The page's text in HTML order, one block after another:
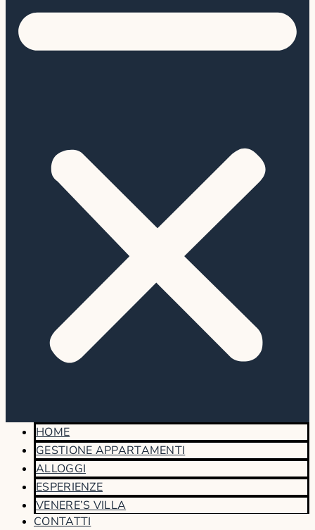
HOME
GESTIONE APPARTAMENTI
ALLOGGI
ESPERIENZE
VENERE’S VILLA
CONTATTI